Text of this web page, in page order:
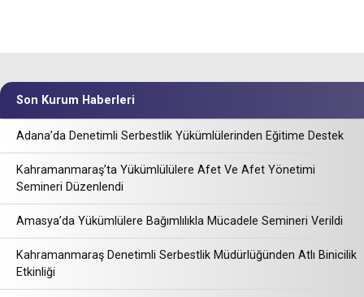
Son Kurum Haberleri
Adana’da Denetimli Serbestlik Yükümlülerinden Eğitime Destek
Kahramanmaraş’ta Yükümlülülere Afet Ve Afet Yönetimi
Semineri Düzenlendi
Amasya’da Yükümlülere Bağımlılıkla Mücadele Semineri Verildi
Kahramanmaraş Denetimli Serbestlik Müdürlüğünden Atlı Binicilik
Etkinliği